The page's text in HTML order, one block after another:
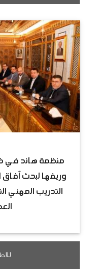
منظمة هاند في
وريفها لبحث
التدريب